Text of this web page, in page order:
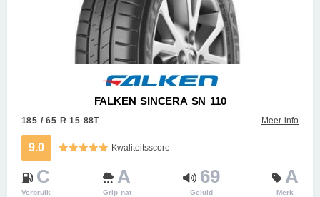
FALKEN SINCERA SN 110
185 / 65 R 15 88T Meer info
9.0 Kwaliteitsscore
C
Verbruik
A
Grip nat
69
Geluid
A
Merk